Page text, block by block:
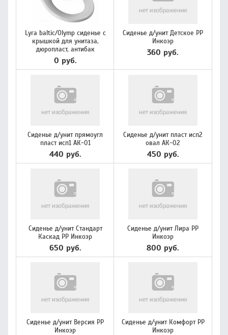
Lyra baltic/Olymp сиденье с
крышкой для унитаза,
дюропласт, антибак
0 руб.
Сиденье д/унит Детское PP
Инкоэр
360 руб.
Сиденье д/унит прямоугл
пласт исп1 АК-01
440 руб.
Сиденье д/унит пласт исп2
овал АК-02
450 руб.
Сиденье д/унит Стандарт
Каскад PP Инкоэр
650 руб.
Сиденье д/унит Лира PP
Инкоэр
800 руб.
Сиденье д/унит Версия PP
Инкоэр
Сиденье д/унит Комфорт PP
Инкоэр